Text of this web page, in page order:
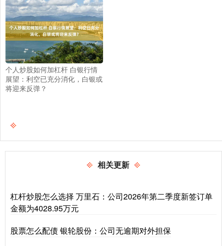
个人炒股如何加杠杆 白银行情
展望：利空已充分消化，白银或
将迎来反弹？
相关更新
杠杆炒股怎么选择 万里石：公司2026年第二季度新签订单
金额为4028.95万元
股票怎么配债 银轮股份：公司无逾期对外担保